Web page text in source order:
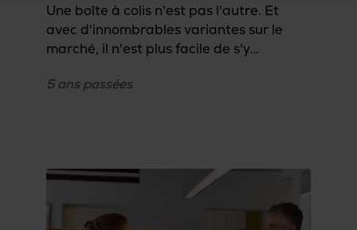
Une boîte à colis n'est pas l'autre. Et
avec d'innombrables variantes sur le
marché, il n'est plus facile de s'y
dessous 5 éléments clés à prendre en
5 ans passées